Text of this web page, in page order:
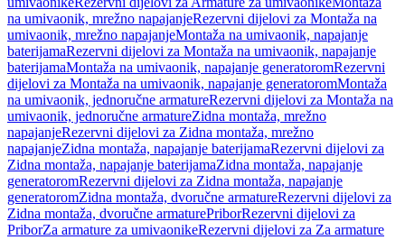
na umivaonik, mrežno napajanjeRezervni dijelovi za Montaža na
umivaonik, mrežno napajanjeMontaža na umivaonik, napajanje
baterijamaRezervni dijelovi za Montaža na umivaonik, napajanje
baterijamaMontaža na umivaonik, napajanje generatoromRezervni
dijelovi za Montaža na umivaonik, napajanje generatoromMontaža
na umivaonik, jednoručne armatureRezervni dijelovi za Montaža na
umivaonik, jednoručne armatureZidna montaža, mrežno
napajanjeRezervni dijelovi za Zidna montaža, mrežno
napajanjeZidna montaža, napajanje baterijamaRezervni dijelovi za
Zidna montaža, napajanje baterijamaZidna montaža, napajanje
generatoromRezervni dijelovi za Zidna montaža, napajanje
generatoromZidna montaža, dvoručne armatureRezervni dijelovi za
Zidna montaža, dvoručne armaturePriborRezervni dijelovi za
PriborZa armature za umivaonikeRezervni dijelovi za Za armature